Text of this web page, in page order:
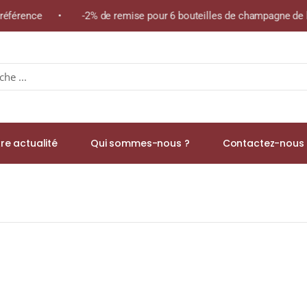
• -2% de remise pour 6 bouteilles de champagne de la
actualité Qui sommes-nous ? Contactez-nous